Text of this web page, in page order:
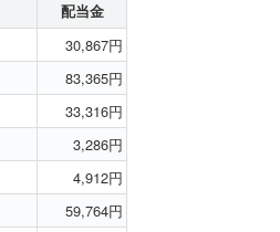
配当金
30,867円
83,365円
33,316円
3,286円
4,912円
59,764円